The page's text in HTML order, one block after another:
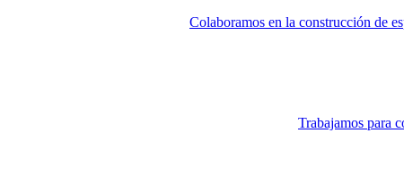
Colaboramos en la construcción de
Trabajamos para